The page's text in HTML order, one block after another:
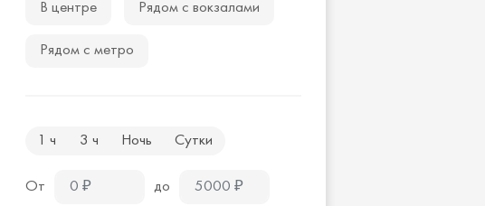
В центре Рядом с вокзалами
Рядом с метро
1 ч 3 ч Ночь Сутки
От до